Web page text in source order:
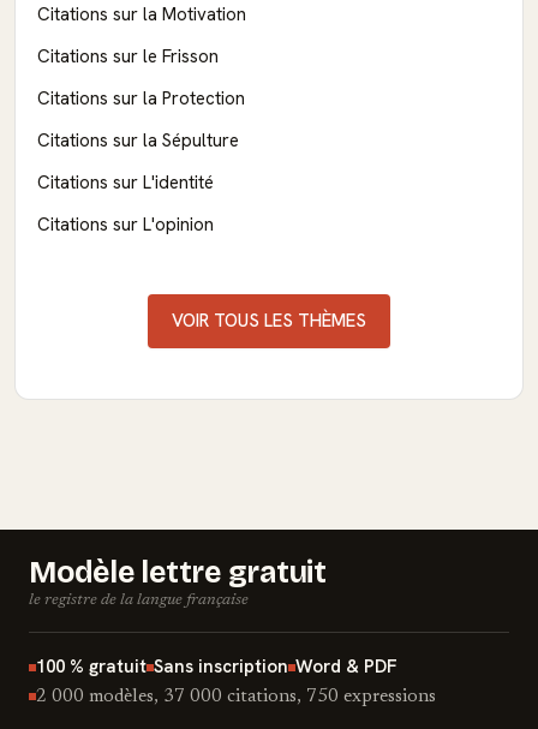
Citations sur la Motivation
Citations sur le Frisson
Citations sur la Protection
Citations sur la Sépulture
Citations sur L'identité
Citations sur L'opinion
VOIR TOUS LES THÈMES
Modèle lettre gratuit
le registre de la langue française
100 % gratuit Sans inscription Word & PDF
2 000 modèles, 37 000 citations, 750 expressions